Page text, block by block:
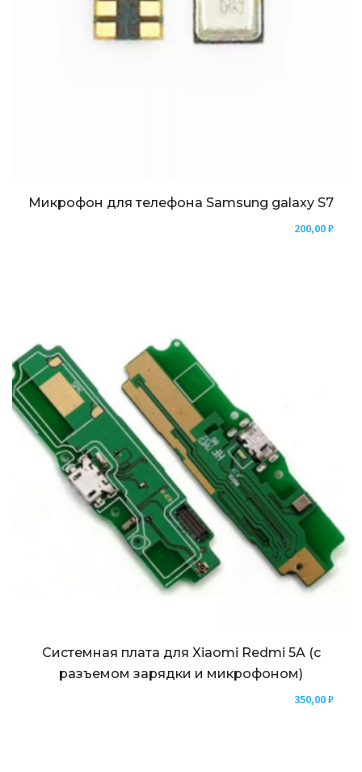
Микрофон для телефона Samsung galaxy S7
200,00₽
Системная плата для Xiaomi Redmi 5A (с
разъемом зарядки и микрофоном)
350,00₽